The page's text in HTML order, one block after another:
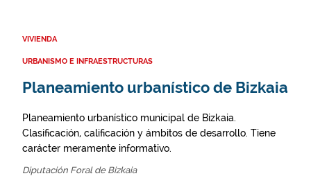
VIVIENDA
URBANISMO E INFRAESTRUCTURAS
Planeamiento urbanístico de Bizkaia
Planeamiento urbanístico municipal de Bizkaia.
Clasificación, calificación y ámbitos de desarrollo. Tiene
carácter meramente informativo.
Diputación Foral de Bizkaia